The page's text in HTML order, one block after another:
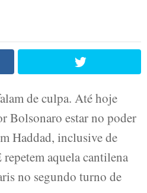
de culpa. Até hoje
Bolsonaro estar no poder
Haddad, inclusive de
aquela cantilena
no segundo turno de